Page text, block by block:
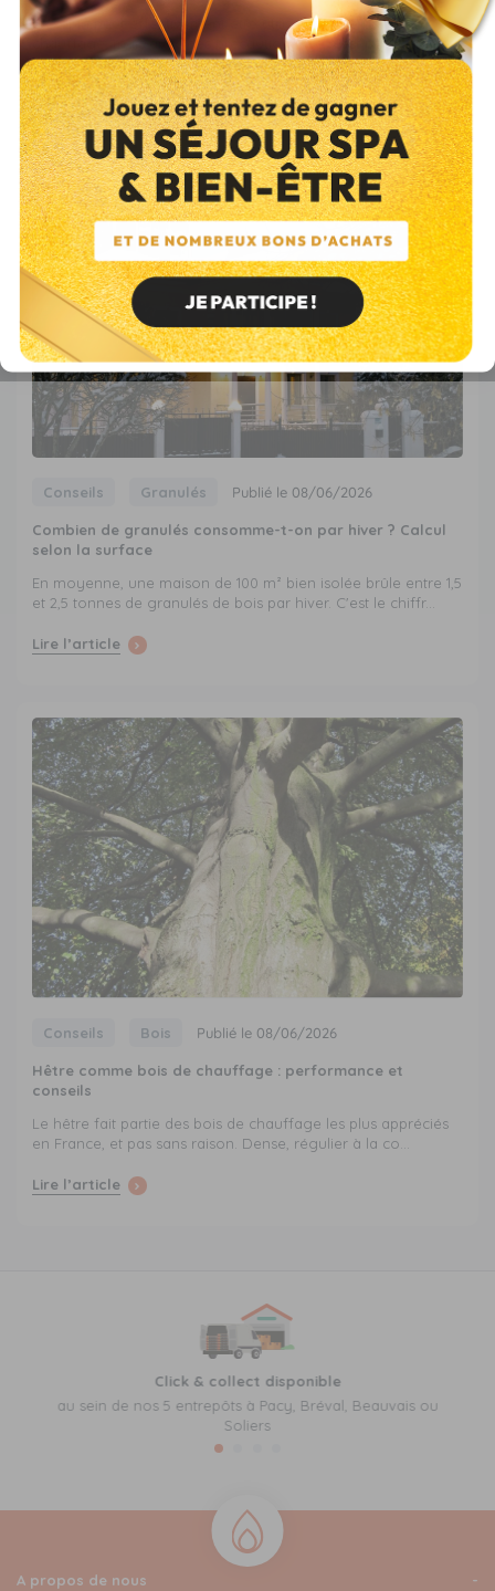
Le sapin peut effectivement être utilisé comme bois de
chauffage, mais avec des précautions. Ce n'est pas l'essence
&agrav...
Lire l’article
Conseils Granulés Publié le 08/06/2026
Combien de granulés consomme-t-on par hiver ? Calcul
selon la surface
En moyenne, une maison de 100 m² bien isolée brûle entre 1,5
et 2,5 tonnes de granulés de bois par hiver. C'est le chiffr...
Lire l’article
Conseils Bois Publié le 08/06/2026
Hêtre comme bois de chauffage : performance et
conseils
Le hêtre fait partie des bois de chauffage les plus appréciés
en France, et pas sans raison. Dense, régulier à la co...
Lire l’article
Click & collect disponible
au sein de nos 5 entrepôts à Pacy, Bréval, Beauvais ou
Soliers
A propos de nous